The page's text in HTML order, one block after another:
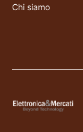
Chi siamo